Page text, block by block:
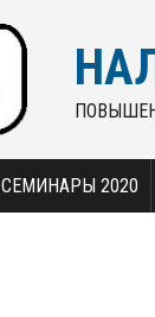
СЕМИНАРЫ 2020